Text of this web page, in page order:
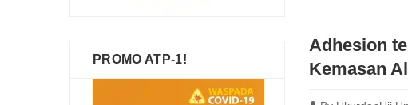
Adhesion
Kemasan
PROMO ATP-1!